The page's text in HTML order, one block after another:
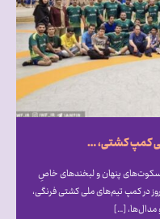
قهرمانان ملی در آغوش معصومیت؛ وقتی کمپ کشتی، میزبان دنیای متفاوت اتیسم شد
سکوت‌های پنهان و لبخندهای خاصِ
در کمپ تیم‌های ملی کشتی فرنگی،
مدال‌ها، […]